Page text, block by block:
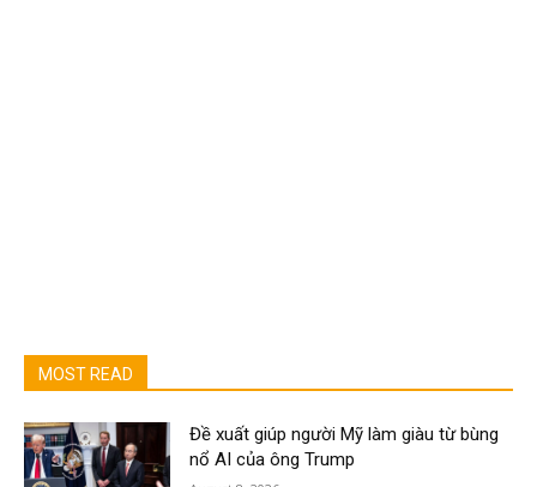
MOST READ
Đề xuất giúp người Mỹ làm giàu từ bùng
nổ AI của ông Trump